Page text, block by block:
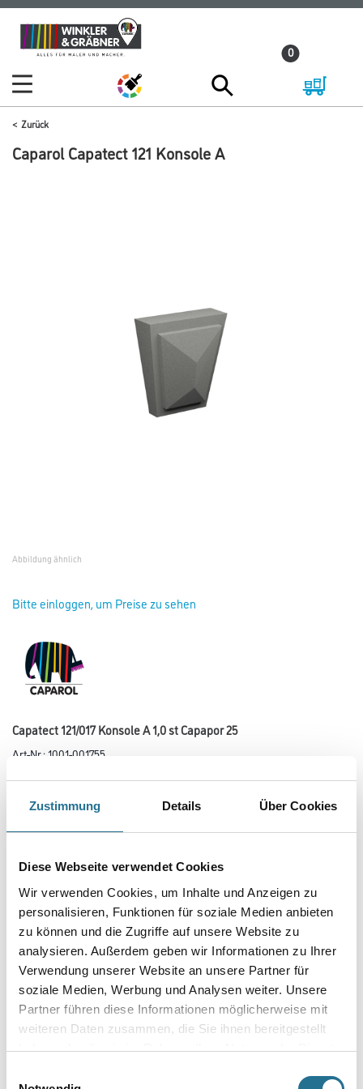
Zustimmung Details Über Cookies
Diese Webseite verwendet Cookies
Wir verwenden Cookies, um Inhalte und Anzeigen zu
personalisieren, Funktionen für soziale Medien anbieten
zu können und die Zugriffe auf unsere Website zu
analysieren. Außerdem geben wir Informationen zu Ihrer
Verwendung unserer Website an unsere Partner für
soziale Medien, Werbung und Analysen weiter. Unsere
Partner führen diese Informationen möglicherweise mit
weiteren Daten zusammen, die Sie ihnen bereitgestellt
haben oder die sie im Rahmen Ihrer Nutzung der Dienste
Zum
Inhalt
Zum
Navigationsmenü
0
Zurück
Caparol Capatect 121 Konsole A
Abbildung ähnlich
Bitte einloggen, um Preise zu sehen
Capatect 121/017 Konsole A 1,0 st Capapor 25
Art-Nr.:1001-001755
Anwendungsmöglichkeiten:
Variante
Umrechnungsfaktoren